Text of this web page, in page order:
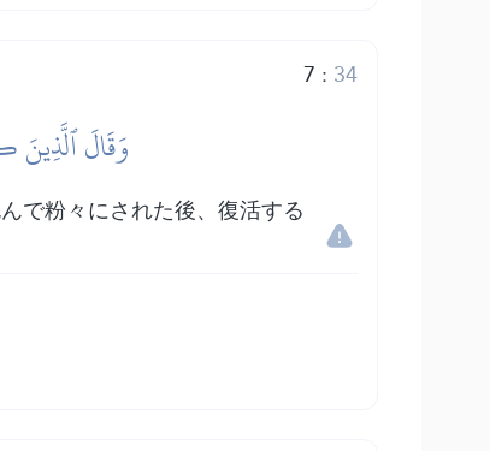
7 : 34
وَقَالَ
で粉々にされた後、復活する